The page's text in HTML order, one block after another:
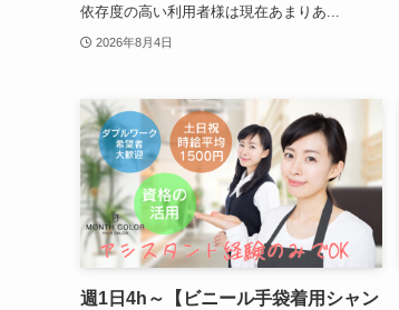
依存度の高い利用者様は現在あまりあ...
2026年8月4日
週1日4h～【ビニール手袋着用シャン